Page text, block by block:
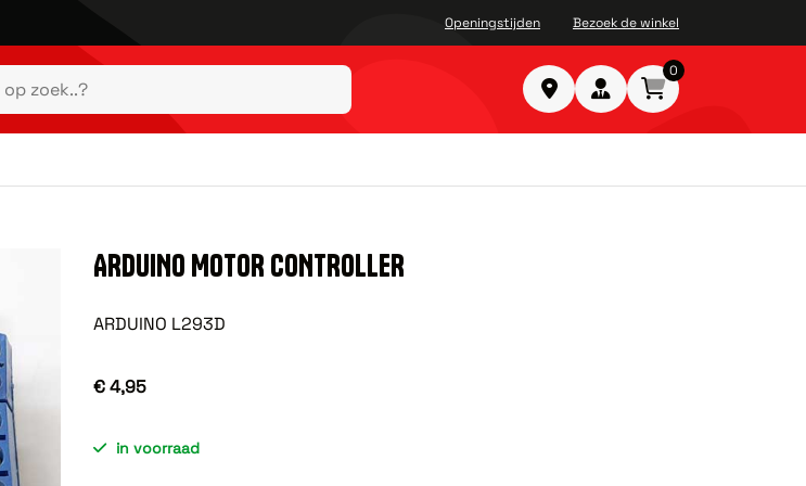
Openingstijden Bezoek de winkel
0
ARDUINO MOTOR CONTROLLER
ARDUINO L293D
€ 4,95
in voorraad